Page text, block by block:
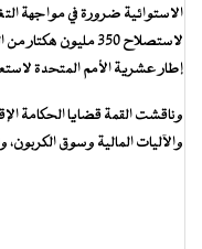
الاستوائية ضرورة في مواجهة
لاستصلاح 350 مليون
إطار عشرية الأمم المتحدة
وناقشت القمة قضايا الحكامة
والآليات المالية وسوق الكربون،